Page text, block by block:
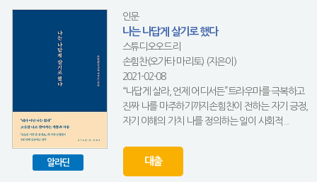
알라딘
인문
나는 나답게 살기로 했다
스튜디오오드리
손힘찬(오가타 마리토) (지은이)
2021-02-08
“나답게 살라, 언제 어디서든”트라우마를 극복하고
진짜 나를 마주하기까지손힘찬이 전하는 자기 긍정,
자기 이해의 가치 나를 정의하는 일이 사회적...
대출